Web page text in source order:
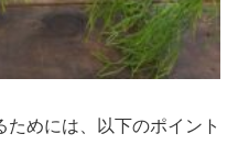
ためには、以下のポイント